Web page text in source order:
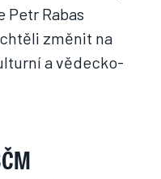
Petr Rabas
změnit na
a vědecko-